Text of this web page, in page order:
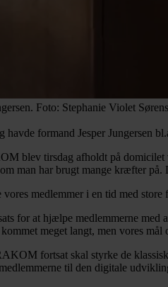
Foto: Stephanie Violet
formand Jesper Jungersen
blev tirsdag afholdt på
man har brugt mange kræfter
medlemmer i en tid med
for at hjælpe medlemmerne
meget langt, men vores
fortsat skal styrke de
til den digitale